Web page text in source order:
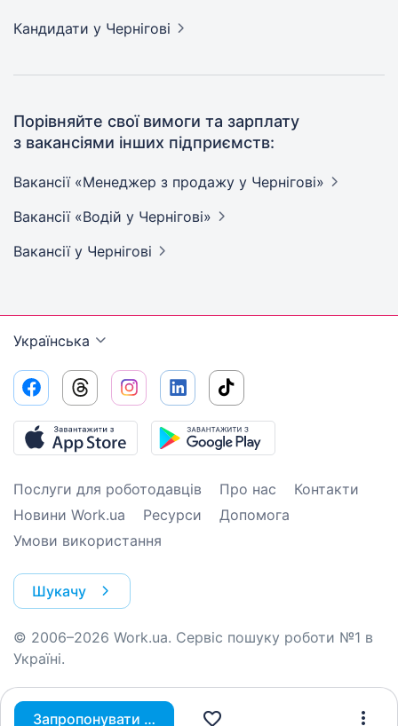
Запропонувати вакансію
Кандидати у Чернігові
Порівняйте свої вимоги та зарплату
з вакансіями інших підприємств:
Вакансії «Менеджер з продажу у Чернігові»
Вакансії «Водій у Чернігові»
Вакансії у Чернігові
Українська
Послуги для роботодавців Про нас
Контакти
Новини Work.ua
Ресурси
Допомога
Умови використання
Шукачу
© 2006–2026 Work.ua. Сервіс пошуку роботи №1 в
Україні.